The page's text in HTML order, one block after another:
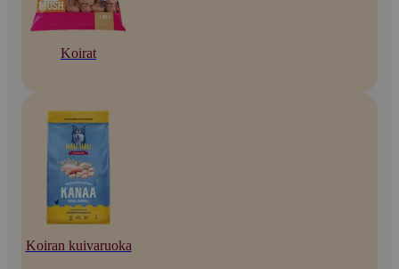
Koirat
Koiran kuivaruoka